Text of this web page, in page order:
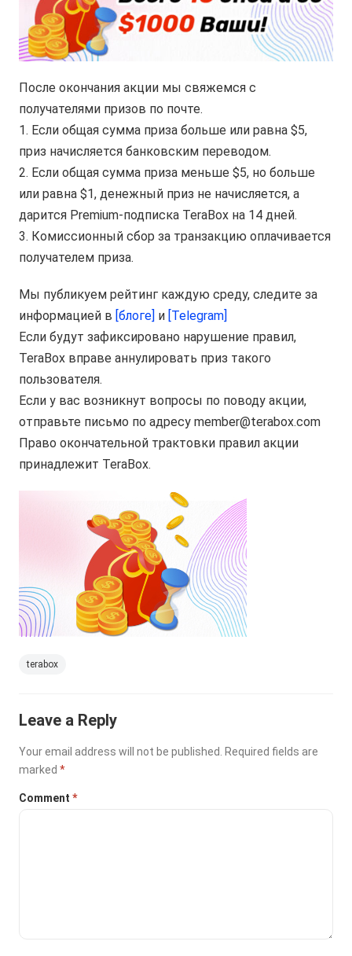
После окончания акции мы свяжемся с
получателями призов по почте.
1. Если общая сумма приза больше или равна $5,
приз начисляется банковским переводом.
2. Если общая сумма приза меньше $5, но больше
или равна $1, денежный приз не начисляется, а
дарится Premium-подписка TeraBox на 14 дней.
3. Комиссионный сбор за транзакцию оплачивается
получателем приза.
Мы публикуем рейтинг каждую среду, следите за
информацией в [блоге] и [Telegram]
Если будут зафиксировано нарушение правил,
TeraBox вправе аннулировать приз такого
пользователя.
Если у вас возникнут вопросы по поводу акции,
отправьте письмо по адресуmember@terabox.com
Право окончательной трактовки правил акции
принадлежит TeraBox.
terabox
Leave a Reply
Your email address will not be published. Required fields are
marked*
Comment*